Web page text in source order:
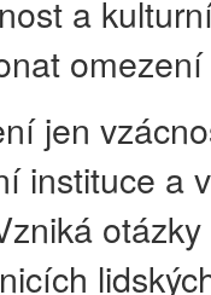
a
jen
instituce a